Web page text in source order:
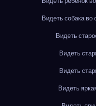
Видеть собака во
Видеть
Видеть
Видеть
Видеть